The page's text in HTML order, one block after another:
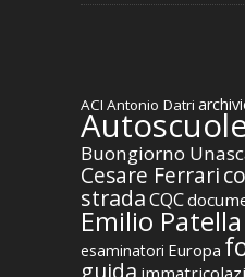
ACI Antonio Datri
Buongiorno
Cesare Ferrari
stradaCQC
Emilio Patella
esaminatori Europa
guida